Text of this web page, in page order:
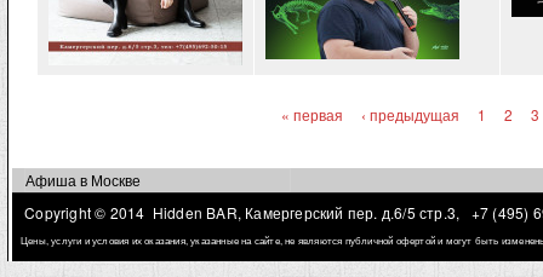
« первая ‹ предыдущая 1 2 3
Афиша в Москве
Copyright © 2014 Hidden BAR, Камергерский пер. д.6/5 стр.3,
+7 (495)
Цены, услуги и условия их оказания, указанные на сайте, не являются публичной офертой и могут быть